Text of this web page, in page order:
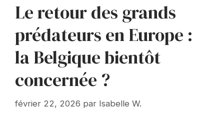
Le retour des grands
prédateurs en Europe :
la Belgique bientôt
concernée ?
février 22, 2026 par Isabelle W.